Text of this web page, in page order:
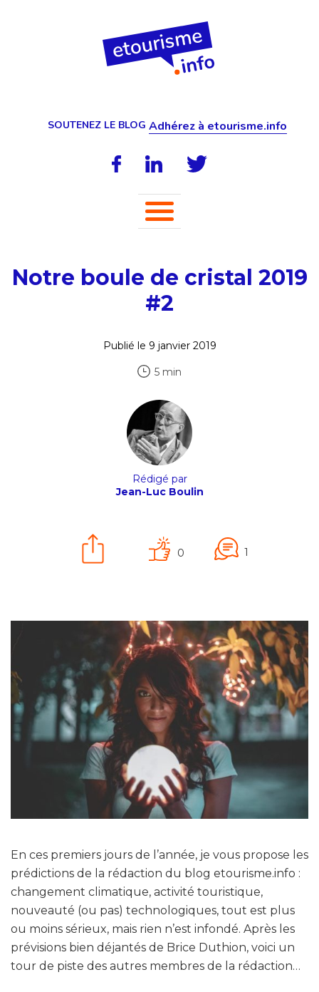
SOUTENEZ LE BLOG Adhérez à etourisme.info
Notre boule de cristal 2019
#2
Publié le 9 janvier 2019
5 min
Rédigé par
Jean-Luc Boulin
0 1
En ces premiers jours de l’année, je vous propose les
prédictions de la rédaction du blog etourisme.info :
changement climatique, activité touristique,
nouveauté (ou pas) technologiques, tout est plus
ou moins sérieux, mais rien n’est infondé. Après les
prévisions bien déjantés de Brice Duthion, voici un
tour de piste des autres membres de la rédaction…